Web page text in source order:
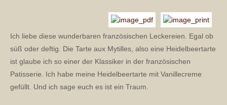
Ich liebe diese wunderbaren französischen Leckereien. Egal ob
süß oder deftig. Die Tarte aux Mytilles, also eine Heidelbeertarte
ist glaube ich so einer der Klassiker in der französischen
Patisserie. Ich habe meine Heidelbeertarte mit Vanillecreme
gefüllt. Und ich sage euch es ist ein Traum.